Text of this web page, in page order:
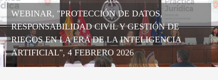
WEBINAR, "PROTECCIÓN DE DATOS,
RESPONSABILIDAD CIVIL Y GESTIÓN DE
RIEGOS EN LA ERA DE LA INTELIGENCIA
ARTIFICIAL", 4 FEBRERO 2026